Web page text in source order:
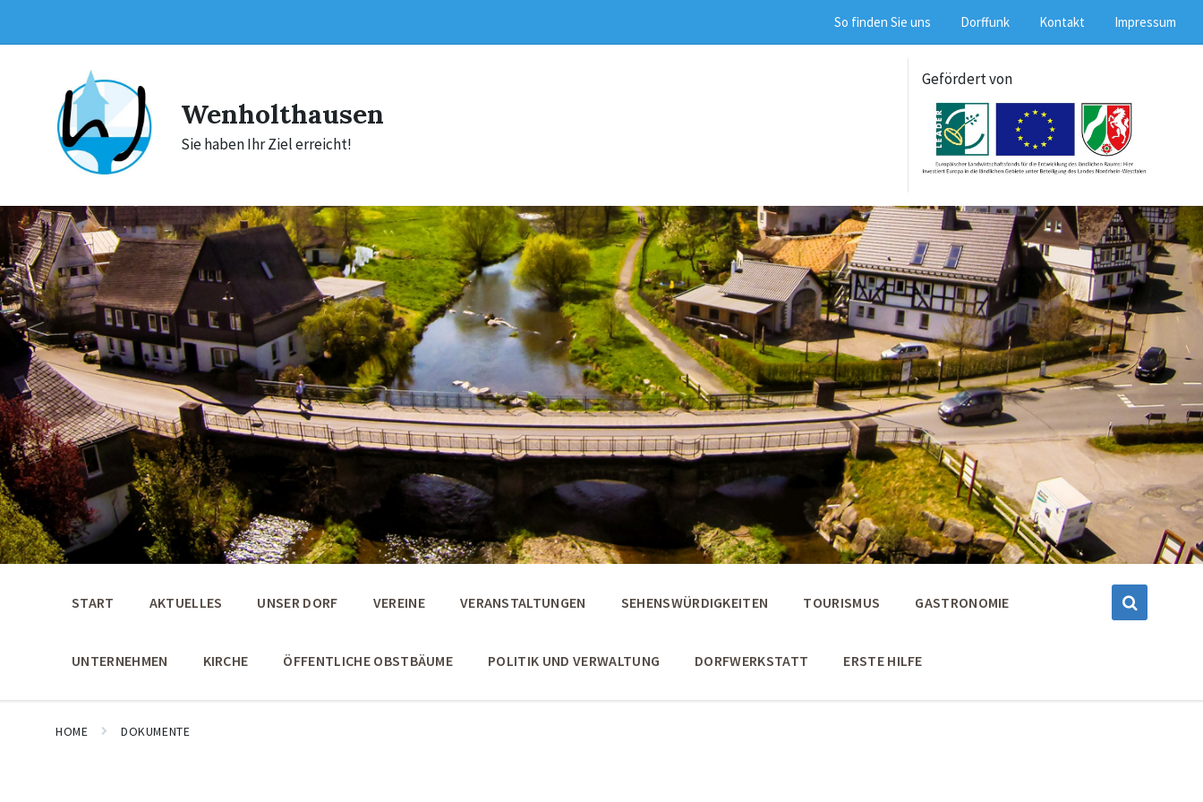
content
main
footer
So finden Sie uns Dorffunk Kontakt Impressum
Wenholthausen
Sie haben Ihr Ziel erreicht!
Gefördert von
START AKTUELLES UNSER DORF VEREINE VERANSTALTUNGEN SEHENSWÜRDIGKEITEN TOURISMUS GASTRONOMIE
UNTERNEHMEN KIRCHE ÖFFENTLICHE OBSTBÄUME POLITIK UND VERWALTUNG DORFWERKSTATT ERSTE HILFE
HOME DOKUMENTE